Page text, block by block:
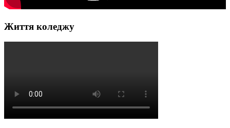
Життя коледжу